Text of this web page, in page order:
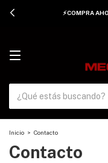
⚡COMPRA
Inicio > Contacto
Contacto